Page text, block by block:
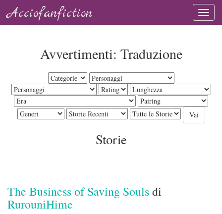
Acciofanfiction
Avvertimenti: Traduzione
Storie
The Business of Saving Soulsdi
RurouniHime